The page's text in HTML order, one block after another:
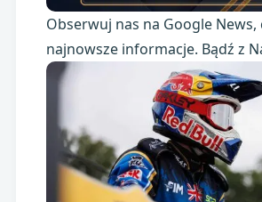
Obserwuj nas na Google
najnowsze informacje. Bądź z